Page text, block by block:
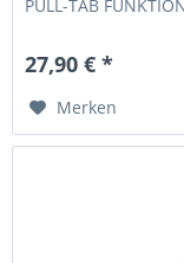
PULL-TAB
27,90 € *
Merken